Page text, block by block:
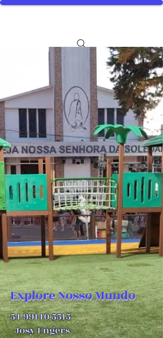
Explore Nosso Mundo
54 99140 5515
Josy Engers